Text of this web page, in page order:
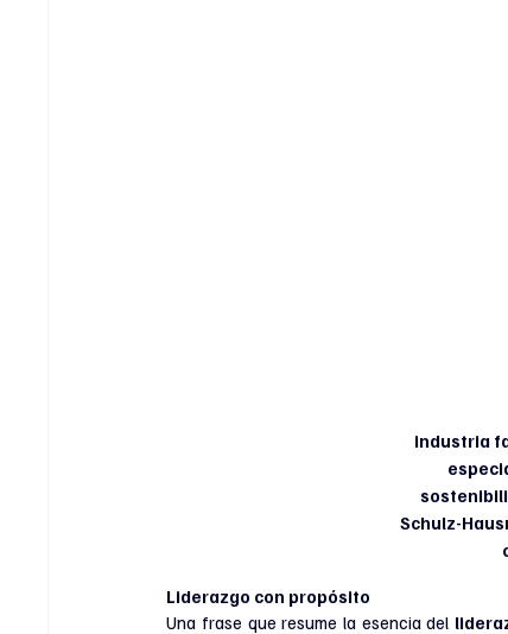
industria
Schulz-
Liderazgo con propósito
Una frase que resume la esencia del